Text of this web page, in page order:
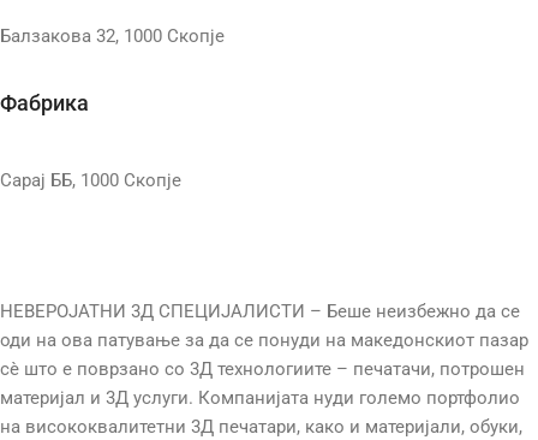
Балзакова 32, 1000 Скопје
Фабрика
Сарај ББ, 1000 Скопје
НЕВЕРОЈАТНИ 3Д СПЕЦИЈАЛИСТИ – Беше неизбежно да се
оди на ова патување за да се понуди на македонскиот пазар
сè што е поврзано со 3Д технологиите – печатачи, потрошен
материјал и 3Д услуги. Компанијата нуди големо портфолио
на висококвалитетни 3Д печатари, како и материјали, обуки,